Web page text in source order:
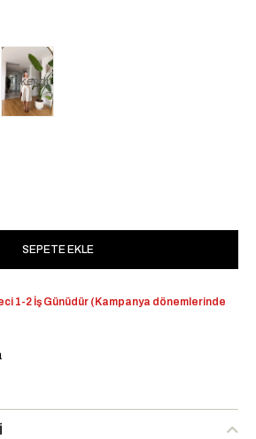
Tükendi
1-2 İş Günüdür (Kampanya dönemlerinde